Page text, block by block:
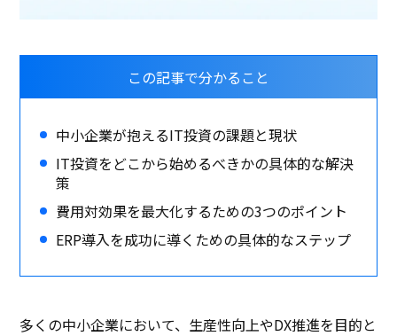
この記事で分かること
中小企業が抱えるIT投資の課題と現状
IT投資をどこから始めるべきかの具体的な解決
策
費用対効果を最大化するための3つのポイント
ERP導入を成功に導くための具体的なステップ
多くの中小企業において、生産性向上やDX推進を目的と